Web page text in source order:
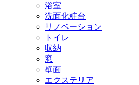
浴室
洗面化粧台
リノベーション
トイレ
収納
窓
壁面
エクステリア